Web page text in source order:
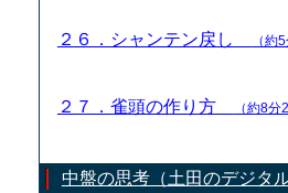
２６．シャンテン戻し （約
２７．雀頭の作り方 （約8分
中盤の思考（土田のデジタル